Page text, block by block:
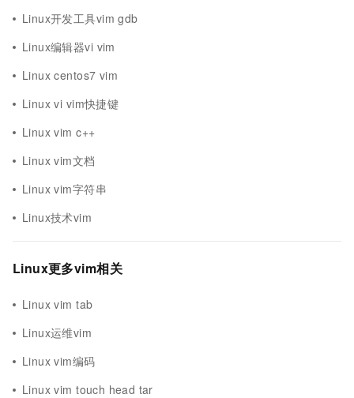
Linux开发工具vim gdb
Linux编辑器vi vim
Linux centos7 vim
Linux vi vim快捷键
Linux vim c++
Linux vim文档
Linux vim字符串
Linux技术vim
Linux更多vim相关
Linux vim tab
Linux运维vim
Linux vim编码
Linux vim touch head tar